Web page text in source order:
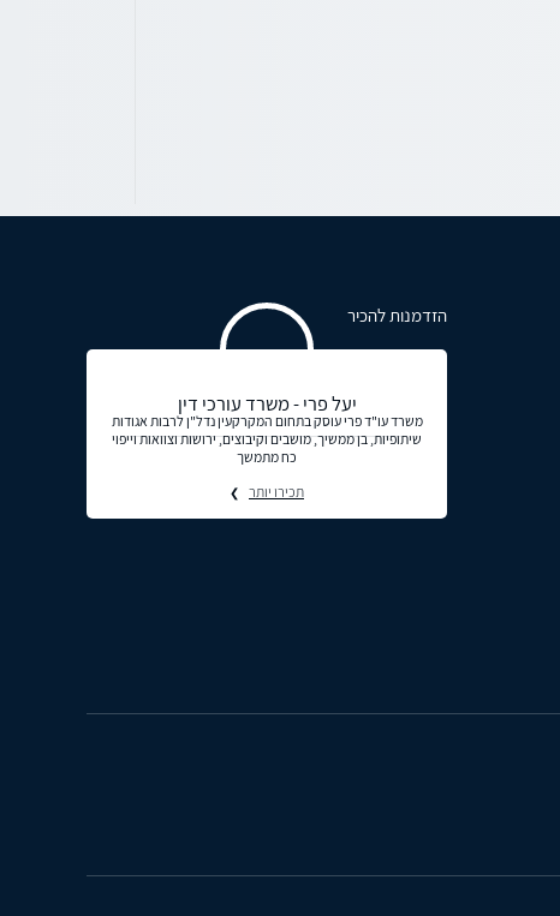
הזדמנות להכיר
יעל פרי - משרד עורכי דין
משרד עו"ד פרי עוסק בתחום המקרקעין נדל"ן לרבות אגודות
שיתופיות, בן ממשיך, מושבים וקיבוצים, ירושות וצוואות וייפוי
כח מתמשך
תכירו יותר